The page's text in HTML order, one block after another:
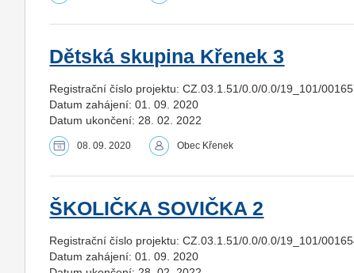
Dětská skupina Křenek 3
Registrační číslo projektu: CZ.03.1.51/0.0/0.0/19_101/
Datum zahájení: 01. 09. 2020
Datum ukončení: 28. 02. 2022
08. 09. 2020 Obec Křenek
ŠKOLIČKA SOVIČKA 2
Registrační číslo projektu: CZ.03.1.51/0.0/0.0/19_101/
Datum zahájení: 01. 09. 2020